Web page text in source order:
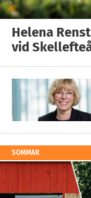
Helena
vid
SOMMAR